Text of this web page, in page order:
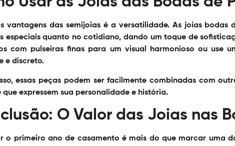
vantagens das semijoias é a versatilidade. As joias
especiais quanto no cotidiano, dando um toque de
com pulseiras finas para um visual harmonioso ou use
e discreto.
essas peças podem ser facilmente combinadas com
que expressem sua personalidade e história.
O Valor das Joias nas
o primeiro ano de casamento é mais do que marcar uma